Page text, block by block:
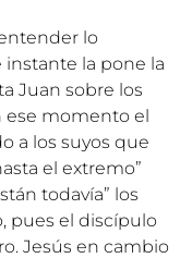
lo
la pone la
Juan sobre los
momento el
a los suyos que
el extremo”
todavía” los
pues el discípulo
Jesús en cambio